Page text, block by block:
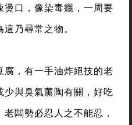
口，像染毒癮，一周要
乃尋常之物。
，有一手油炸絕技的老
與臭氣薰陶有關，好吃
闆勢必忍人之不能忍，